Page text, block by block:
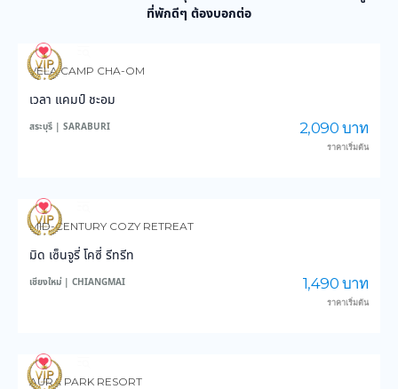
ที่พักดีๆ ต้องบอกต่อ
24
VELA CAMP CHA-OM
เวลา แคมป์ ชะอม
สระบุรี | SARABURI 2,090 บาท
ราคาเริ่มต้น
12
MID-CENTURY COZY RETREAT
มิด เซ็นจูรี่ โคซี่ รีทรีท
เชียงใหม่ | CHIANGMAI 1,490 บาท
ราคาเริ่มต้น
11
AURA PARK RESORT